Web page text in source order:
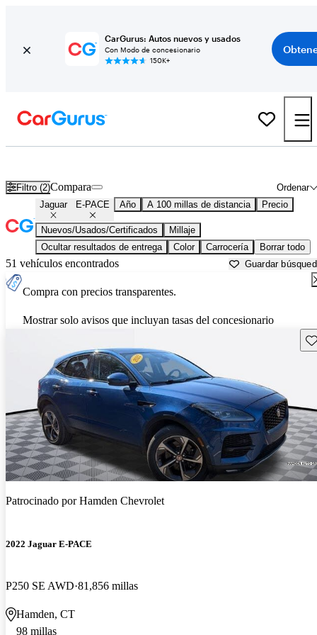
CarGurus: Autos nuevos y usados
Con Modo de concesionario
150K+
Filtro (2) Ordenar
Compara
Jaguar E-PACE Año A 100 millas de distancia Precio
Nuevos/Usados/Certificados
Millaje
Ocultar resultados de entrega
Color Carrocería Borrar todo
51 vehículos encontrados Guardar
Compra con precios transparentes.
Mostrar solo avisos que incluyan tasas del concesionario
Patrocinado porHamden Chevrolet
2022 Jaguar E-PACE
P250 SE AWD 81,856 millas
Hamden, CT
98 millas